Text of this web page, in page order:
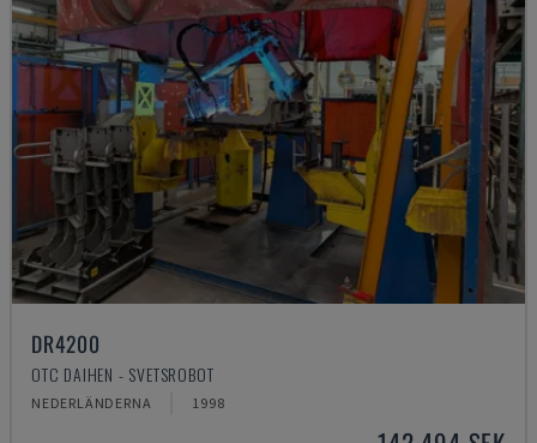
DR4200
OTC DAIHEN - SVETSROBOT
NEDERLÄNDERNA 1998